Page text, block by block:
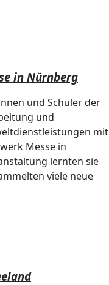
in Nürnberg
und Schüler der
und
mit
Messe in
lernten sie
viele neue